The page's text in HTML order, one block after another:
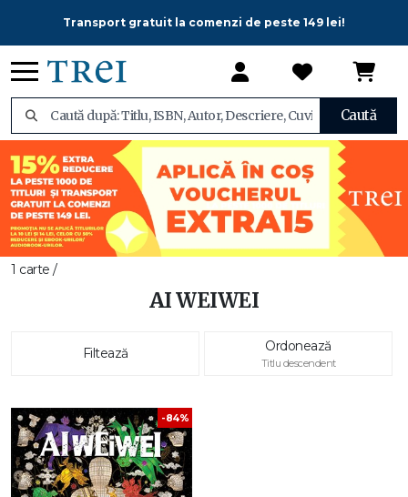
Transport gratuit la comenzi de peste 149 lei!
Caută
1 carte /
AI WEIWEI
Filtează Ordonează
Titlu descendent
-84%